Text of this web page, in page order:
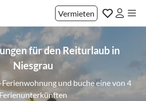
Vermieten
für den Reiturlaub in
Niesgrau
und buche eine von 4
Ferienunterkünften